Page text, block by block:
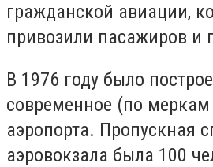
гражданской авиации,
привозили пасажиров и
В 1976 году было
современное (по меркам
аэропорта. Пропускная
аэровокзала была 100